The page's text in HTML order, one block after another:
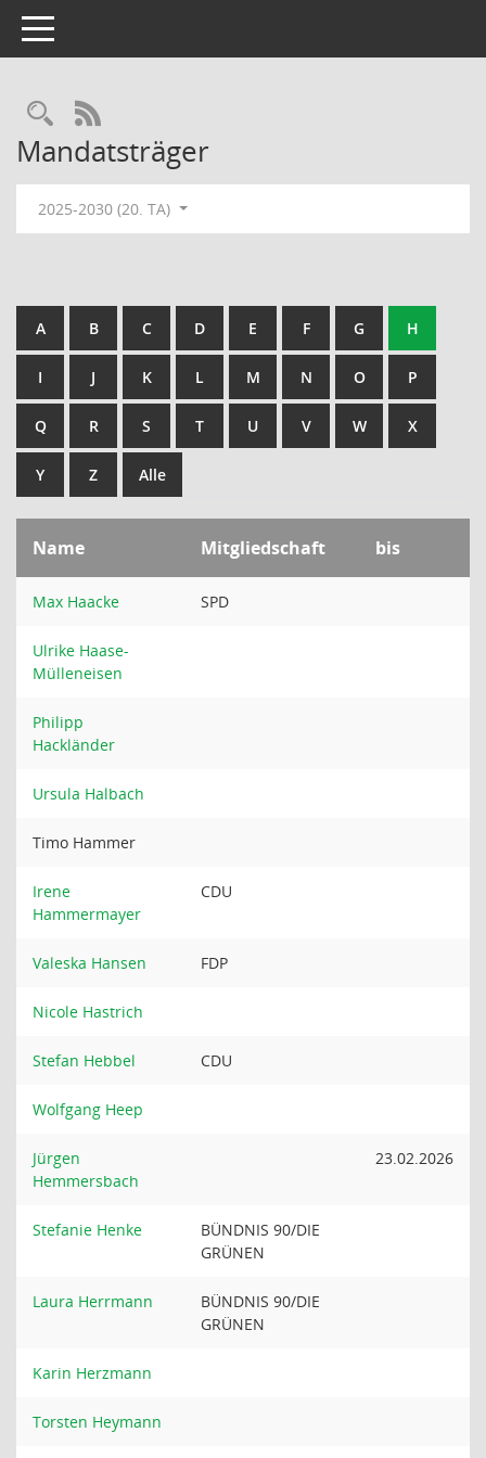
Toggle navigation
Rechercheauswahl
RSS-Feed
Mandatsträger
2025-2030 (20. TA)
A B C D E F G H
I J K L M N O P
Q R S T U V W X
Y Z Alle
Name Mitgliedschaft bis
Max Haacke SPD
Ulrike Haase-
Mülleneisen
Philipp
Hackländer
Ursula Halbach
Timo Hammer
Irene
Hammermayer
CDU
Valeska Hansen FDP
Nicole Hastrich
Stefan Hebbel CDU
Wolfgang Heep
Jürgen
Hemmersbach
23.02.2026
Stefanie Henke
BÜNDNIS 90/DIE
GRÜNEN
Laura Herrmann
BÜNDNIS 90/DIE
GRÜNEN
Karin Herzmann
Torsten Heymann